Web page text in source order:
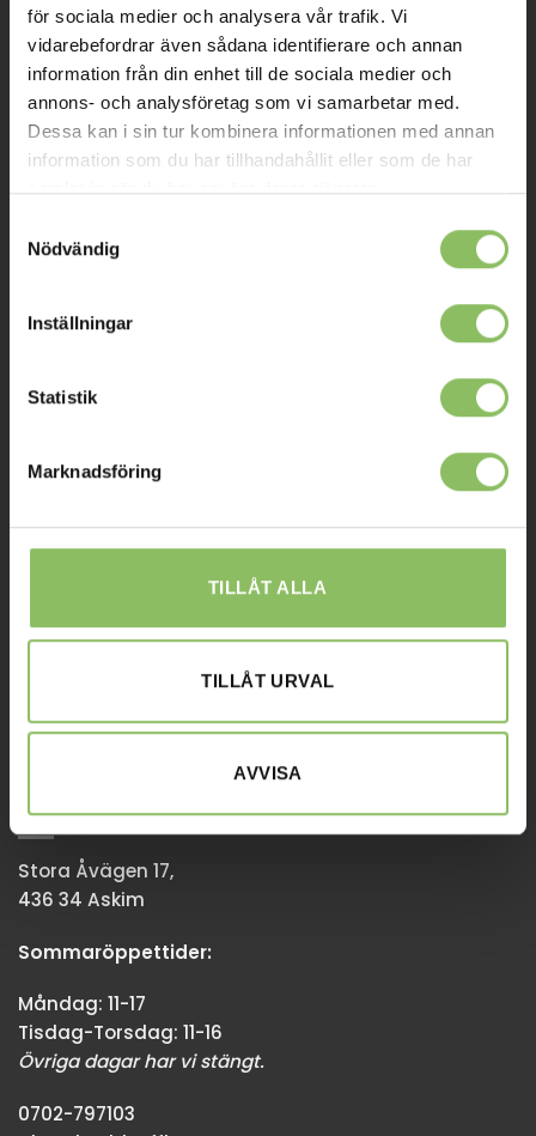
för sociala medier och analysera vår trafik. Vi
vidarebefordrar även sådana identifierare och annan
information från din enhet till de sociala medier och
annons- och analysföretag som vi samarbetar med.
Dessa kan i sin tur kombinera informationen med annan
information som du har tillhandahållit eller som de har
samlat in när du har använt deras tjänster.
Nödvändig
Inställningar
Statistik
Marknadsföring
TILLÅT ALLA
TILLÅT URVAL
AVVISA
Om oss
Kontakt
Mitt konto
Leverans
Reklamation
Sommaröppettider:
Övriga dagar har vi stängt.
info@baddsofflagret.se
GÖTEBORG
Stora Åvägen 17,
436 34 Askim
Sommaröppettider:
Måndag: 11-17
Tisdag-Torsdag: 11-16
Övriga dagar har vi stängt.
0702-797103